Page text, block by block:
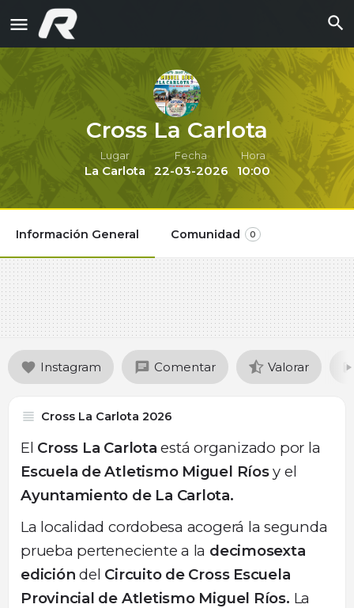
Cross La Carlota
Lugar
La Carlota
Fecha
22-03-2026
Hora
10:00
Información General Comunidad 0
Instagram Comentar Valorar
Cross La Carlota 2026
El Cross La Carlota está organizado por la
Escuela de Atletismo Miguel Ríosy el
Ayuntamiento de La Carlota.
La localidad cordobesa acogerá la segunda
prueba perteneciente a la decimosexta
edición del Circuito de Cross Escuela
Provincial de Atletismo Miguel Ríos. La